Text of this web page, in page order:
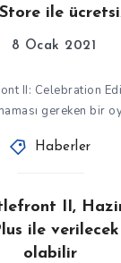
ile
8 Ocak 2021
II: Celebration
gereken bir
Haberler
II,
ile
olabilir